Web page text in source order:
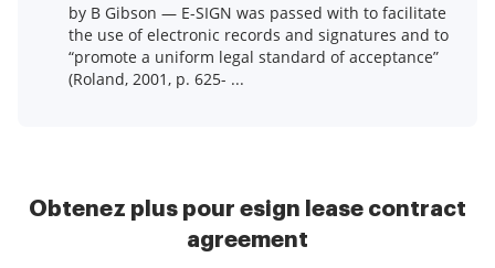
by B Gibson — E-SIGN was passed with to facilitate
the use of electronic records and signatures and to
“promote a uniform legal standard of acceptance”
(Roland, 2001, p. 625- ...
Obtenez plus pour esign lease contract
agreement